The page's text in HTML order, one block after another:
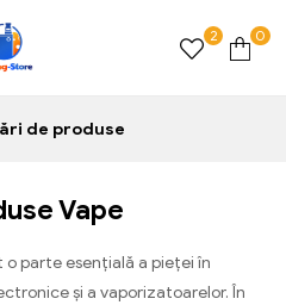
2 0
de produse
Vape
o parte esențială a pieței în
și a vaporizatoarelor. În